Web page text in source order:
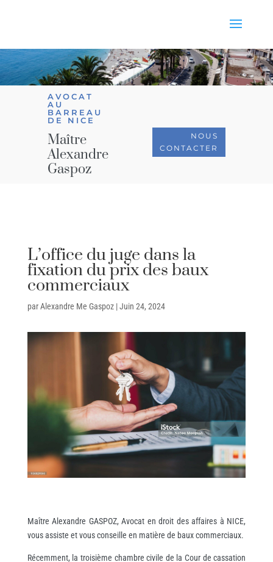
AVOCAT
AU
BARREAU
DE NICE
Maître
Alexandre
Gaspoz
NOUS
CONTACTER
L’office du juge dans la
fixation du prix des baux
commerciaux
parAlexandre Me Gaspoz|Juin 24, 2024
Maître Alexandre GASPOZ, Avocat en droit des affaires à NICE,
vous assiste et vous conseille en matière de baux commerciaux.
Récemment, la troisième chambre civile de la Cour de cassation